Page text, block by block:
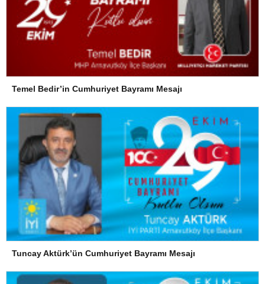
Temel Bedir’in Cumhuriyet Bayramı Mesajı
Tuncay Aktürk’ün Cumhuriyet Bayramı Mesajı